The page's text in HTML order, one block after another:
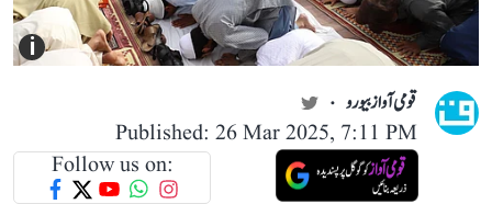
i
قومی آواز بیورو
Published: 26 Mar 2025, 7:11 PM
Follow us on: